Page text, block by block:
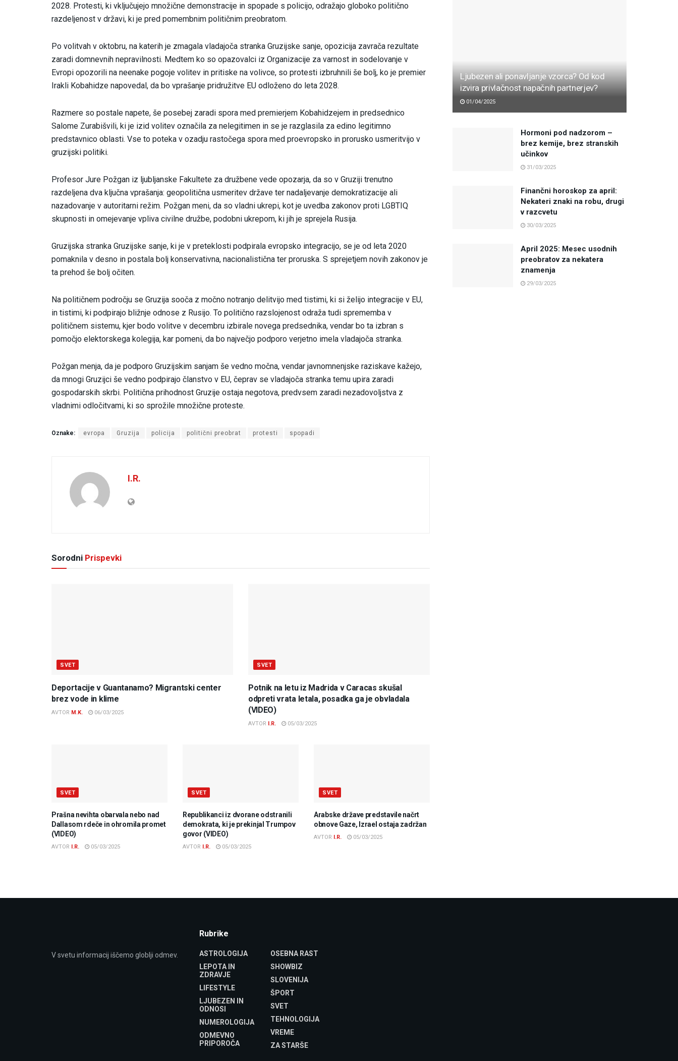
2028. Protesti, ki vključujejo množične demonstracije in spopade s policijo, odražajo globoko politično
razdeljenost v državi, ki je pred pomembnim političnim preobratom.
Po volitvah v oktobru, na katerih je zmagala vladajoča stranka Gruzijske sanje, opozicija zavrača rezultate
zaradi domnevnih nepravilnosti. Medtem ko so opazovalci iz Organizacije za varnost in sodelovanje v
Evropi opozorili na neenake pogoje volitev in pritiske na volivce, so protesti izbruhnili še bolj, ko je premier
Irakli Kobahidze napovedal, da bo vprašanje pridružitve EU odloženo do leta 2028.
Razmere so postale napete, še posebej zaradi spora med premierjem Kobahidzejem in predsednico
Salome Zurabišvili, ki je izid volitev označila za nelegitimen in se je razglasila za edino legitimno
predstavnico oblasti. Vse to poteka v ozadju rastočega spora med proevropsko in prorusko usmeritvijo v
gruzijski politiki.
Profesor Jure Požgan iz ljubljanske Fakultete za družbene vede opozarja, da so v Gruziji trenutno
razdeljena dva ključna vprašanja: geopolitična usmeritev države ter nadaljevanje demokratizacije ali
nazadovanje v autoritarni režim. Požgan meni, da so vladni ukrepi, kot je uvedba zakonov proti LGBTIQ
skupnosti in omejevanje vpliva civilne družbe, podobni ukrepom, ki jih je sprejela Rusija.
Gruzijska stranka Gruzijske sanje, ki je v preteklosti podpirala evropsko integracijo, se je od leta 2020
pomaknila v desno in postala bolj konservativna, nacionalistična ter proruska. S sprejetjem novih zakonov je
ta prehod še bolj očiten.
Na političnem področju se Gruzija sooča z močno notranjo delitvijo med tistimi, ki si želijo integracije v EU,
in tistimi, ki podpirajo bližnje odnose z Rusijo. To politično razslojenost odraža tudi sprememba v
političnem sistemu, kjer bodo volitve v decembru izbirale novega predsednika, vendar bo ta izbran s
pomočjo elektorskega kolegija, kar pomeni, da bo največjo podporo verjetno imela vladajoča stranka.
Požgan menja, da je podporo Gruzijskim sanjam še vedno močna, vendar javnomnenjske raziskave kažejo,
da mnogi Gruzijci še vedno podpirajo članstvo v EU, čeprav se vladajoča stranka temu upira zaradi
gospodarskih skrbi. Politična prihodnost Gruzije ostaja negotova, predvsem zaradi nezadovoljstva z
vladnimi odločitvami, ki so sprožile množične proteste.
Oznake: evropa Gruzija policija politični preobrat protesti spopadi
I.R.
Sorodni Prispevki
SVET
Deportacije v Guantanamo? Migrantski center
brez vode in klime
AVTOR M.K. 06/03/2025
SVET
Potnik na letu iz Madrida v Caracas skušal
odpreti vrata letala, posadka ga je obvladala
(VIDEO)
AVTOR I.R. 05/03/2025
SVET
Prašna nevihta obarvala nebo nad
Dallasom rdeče in ohromila promet
(VIDEO)
AVTOR I.R. 05/03/2025
SVET
Republikanci iz dvorane odstranili
demokrata, ki je prekinjal Trumpov
govor (VIDEO)
AVTOR I.R. 05/03/2025
SVET
Arabske države predstavile načrt
obnove Gaze, Izrael ostaja zadržan
AVTOR I.R. 05/03/2025
Ljubezen ali ponavljanje vzorca? Od kod
izvira privlačnost napačnih partnerjev?
01/04/2025
Hormoni pod nadzorom –
brez kemije, brez stranskih
učinkov
31/03/2025
Finančni horoskop za april:
Nekateri znaki na robu, drugi
v razcvetu
30/03/2025
April 2025: Mesec usodnih
preobratov za nekatera
znamenja
29/03/2025
V svetu informacij iščemo globlji odmev.
Rubrike
ASTROLOGIJA
LEPOTA IN
ZDRAVJE
LIFESTYLE
LJUBEZEN IN
ODNOSI
NUMEROLOGIJA
ODMEVNO
PRIPOROČA
OSEBNA RAST
SHOWBIZ
SLOVENIJA
ŠPORT
SVET
TEHNOLOGIJA
VREME
ZA STARŠE